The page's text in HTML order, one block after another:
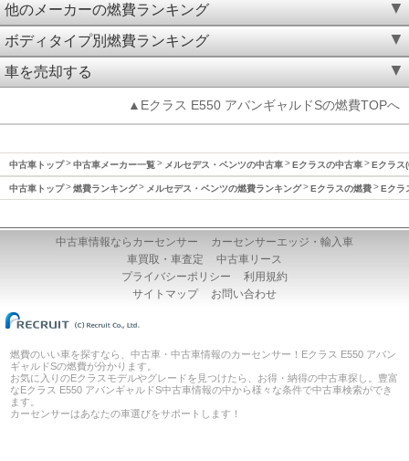
他のメーカーの燃費ランキング
ボディタイプ別燃費ランキング
車を売却する
▲Eクラス E550 アバンギャルドSの燃費TOPへ
中古車トップ 中古車メーカー一覧 メルセデス・ベンツの中古車 Eクラスの中古車 Eクラス
中古車トップ 燃費ランキング メルセデス・ベンツの燃費ランキング Eクラスの燃費 Eクラ
中古車情報ならカーセンサー
カーセンサーエッジ・輸入車
車買取・車査定
中古車リース
プライバシーポリシー
利用規約
サイトマップ
お問い合わせ
燃費のいい車を探すなら、中古車・中古車情報のカーセンサー！Eクラス E550 アバン
ギャルドSの燃費が分かります。
お気に入りのEクラスモデルやグレードを見つけたら、お得・納得の中古車探し。豊富
なEクラス E550 アバンギャルドS中古車情報の中から様々な条件で中古車検索ができ
ます。
カーセンサーはあなたの車選びをサポートします！